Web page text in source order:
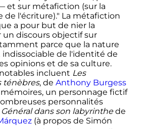
et sur métafiction (sur la
de l'écriture)." La métafiction
a pour but de nier la
un discours objectif sur
parce que la nature
de l'identité de
opinions et de sa culture.
incluent Les
ténèbres, de Anthony Burgess
mémoires, un personnage fictif
personnalités
Général dans son labyrinthede
(à propos de Simón